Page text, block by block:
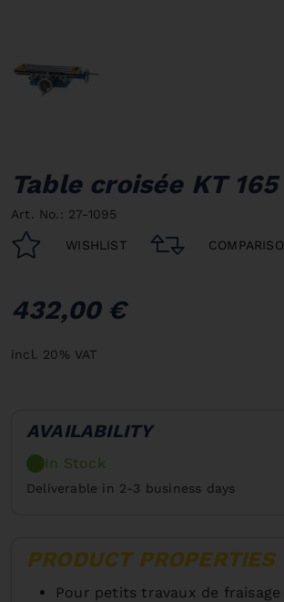
Table croisée KT 165
Art. No.: 27-1095
WISHLIST
432,00 €
incl. 20% VAT
AVAILABILITY
In Stock
Deliverable in 2-3 business days
PRODUCT PROPERTIES
Pour petits travaux de fraisage